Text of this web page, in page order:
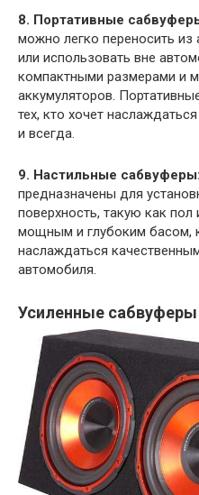
8. Портативные
можно легко переносить
или использовать вне
компактными размерами и
аккумуляторов.
тех, кто хочет
и всегда.
9. Настильные сабвуферы:
предназначены для
поверхность, такую как
мощным и глубоким басом,
наслаждаться
автомобиля.
Усиленные сабвуферы